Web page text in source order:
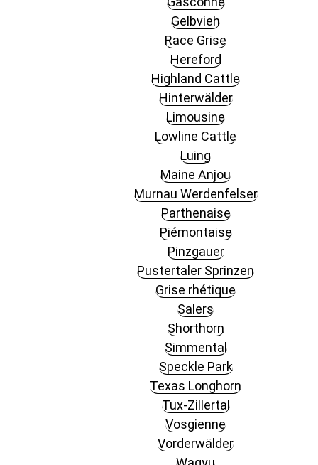
Gelbvieh
Race Grise
Hereford
Highland Cattle
Hinterwälder
Limousine
Lowline Cattle
Luing
Maine Anjou
Murnau Werdenfelser
Parthenaise
Piémontaise
Pinzgauer
Pustertaler Sprinzen
Grise rhétique
Salers
Shorthorn
Simmental
Speckle Park
Texas Longhorn
Tux-Zillertal
Vosgienne
Vorderwälder